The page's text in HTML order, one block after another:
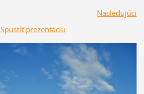
Nasledujúci
Spustiť prezentáciu